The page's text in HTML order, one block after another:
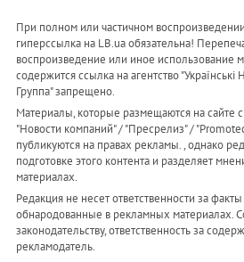
При полном или частичном
гиперссылка на LB.ua обязательна!
воспроизведение или иное использование
содержится ссылка на агентство
Группа" запрещено.
Материалы, которые размещаются на сайте
"Новости компаний" / "Пресрелиз" /
публикуются на правах рекламы. , однако
подготовке этого контента и разделяет
материалах.
Редакция не несет ответственности за
обнародованные в рекламных материалах.
законодательству, ответственность за
рекламодатель.